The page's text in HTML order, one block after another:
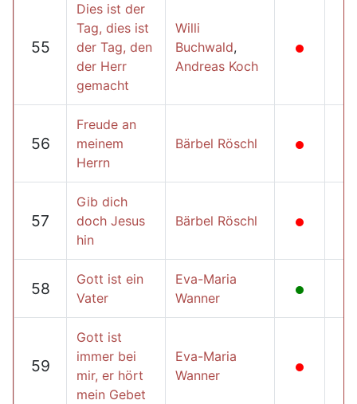
55
Dies ist der
Tag, dies ist
der Tag, den
der Herr
gemacht
Willi
Buchwald,
Andreas Koch
56
Freude an
meinem
Herrn
Bärbel Röschl
57
Gib dich
doch Jesus
hin
Bärbel Röschl
58
Gott ist ein
Vater
Eva-Maria
Wanner
59
Gott ist
immer bei
mir, er hört
mein Gebet
Eva-Maria
Wanner